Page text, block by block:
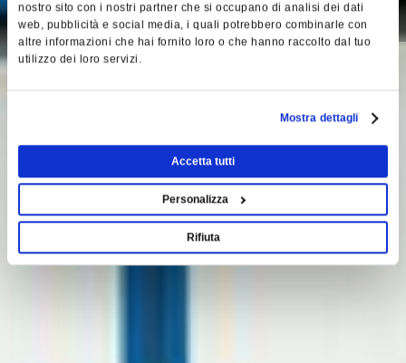
nostro sito con i nostri partner che si occupano di analisi dei dati
web, pubblicità e social media, i quali potrebbero combinarle con
altre informazioni che hai fornito loro o che hanno raccolto dal tuo
utilizzo dei loro servizi.
Mostra dettagli
Accetta tutti
Personalizza
Rifiuta